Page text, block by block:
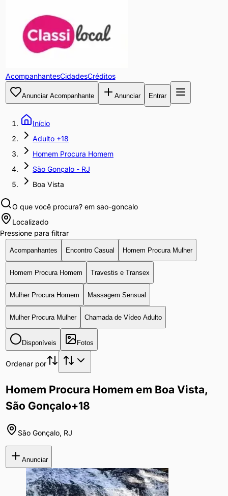
AcompanhantesCidadesCréditos
Anunciar Acompanhante Anunciar Entrar
Início
Adulto +18
Homem Procura Homem
São Gonçalo - RJ
Boa Vista
O que você procura? em sao-goncalo
Localizado
Pressione para filtrar
Acompanhantes Encontro Casual Homem Procura Mulher
Homem Procura Homem Travestis e Transex
Mulher Procura Homem Massagem Sensual
Mulher Procura Mulher Chamada de Vídeo Adulto
Disponíveis Fotos
Ordenar por
Homem Procura Homem em Boa Vista,
São Gonçalo+18
São Gonçalo, RJ
Anunciar